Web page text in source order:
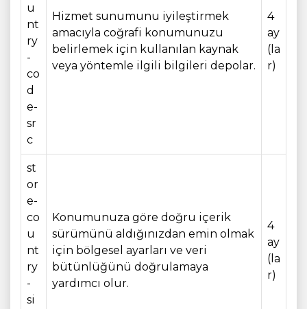
u
nt
ry
-
co
d
e-
sr
c
Hizmet sunumunu iyileştirmek
amacıyla coğrafi konumunuzu
belirlemek için kullanılan kaynak
veya yöntemle ilgili bilgileri depolar.
4
ay
(la
r)
st
or
e-
co
u
nt
ry
-
si
Konumunuza göre doğru içerik
sürümünü aldığınızdan emin olmak
için bölgesel ayarları ve veri
bütünlüğünü doğrulamaya
yardımcı olur.
4
ay
(la
r)